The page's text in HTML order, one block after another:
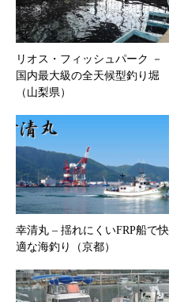
リオス・フィッシュパーク －
国内最大級の全天候型釣り堀
（山梨県）
幸清丸 – 揺れにくいFRP船で快
適な海釣り（京都）